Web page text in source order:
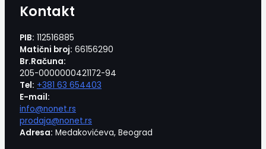
Kontakt
PIB: 112516885
Matični broj: 66156290
Br.Računa:
205-0000000421172-94
Tel: +381 63 654403
E-mail:
info@nonet.rs
prodaja@nonet.rs
Adresa: Medakovićeva, Beograd